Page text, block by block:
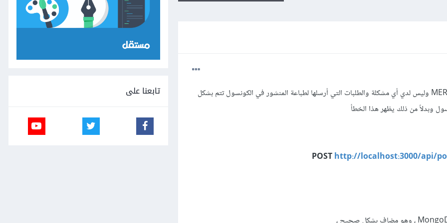
أقوم بإنشاء مشروع باستخدام MERN stack وليس لدي أي مشكلة والطلبات التي أرسلها لطباعة المنشور في الكونسول تتم بشكل
وبدلاً من ذلك يظهر هذا الخطأ
POSThttp://localhost:3000/api/
تابعنا على